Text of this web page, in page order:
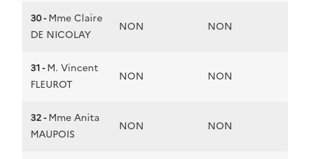
30 -Mme Claire
DE NICOLAY
NON NON
31 -M. Vincent
FLEUROT
NON NON
32 -Mme Anita
MAUPOIS
NON NON